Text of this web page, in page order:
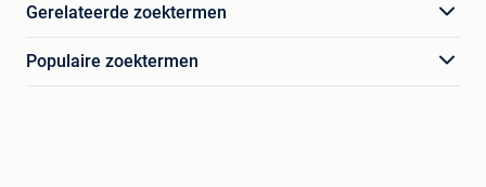
Gerelateerde zoektermen
Populaire zoektermen